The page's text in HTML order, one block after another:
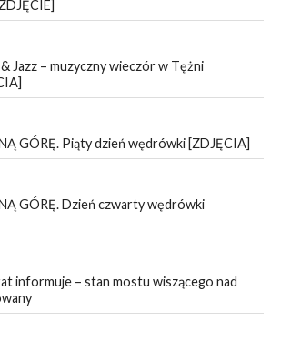
Jazz – muzyczny wieczór w Tężni
GÓRĘ. Piąty dzień wędrówki [ZDJĘCIA]
GÓRĘ. Dzień czwarty wędrówki
informuje – stan mostu wiszącego nad